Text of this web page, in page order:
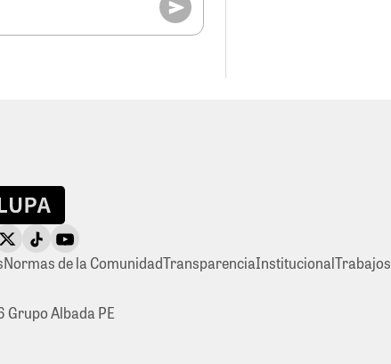
Normas de la ComunidadTransparenciaInstitucionalTrabajos
Grupo Albada PE